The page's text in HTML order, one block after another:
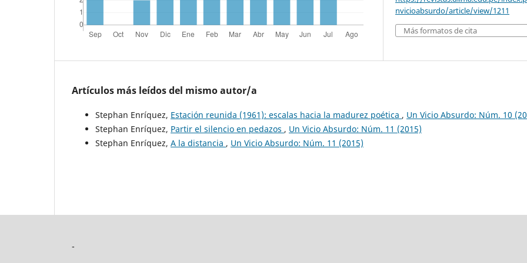
nvicioabsurdo/article/view/1211
Más formatos de cita
Artículos más leídos del mismo autor/a
Stephan Enríquez, Estación reunida (1961): escalas hacia la madurez poética , Un Vicio Absurdo: Núm. 10
Stephan Enríquez, Partir el silencio en pedazos , Un Vicio Absurdo: Núm. 11 (2015)
Stephan Enríquez, A la distancia , Un Vicio Absurdo: Núm. 11 (2015)
-